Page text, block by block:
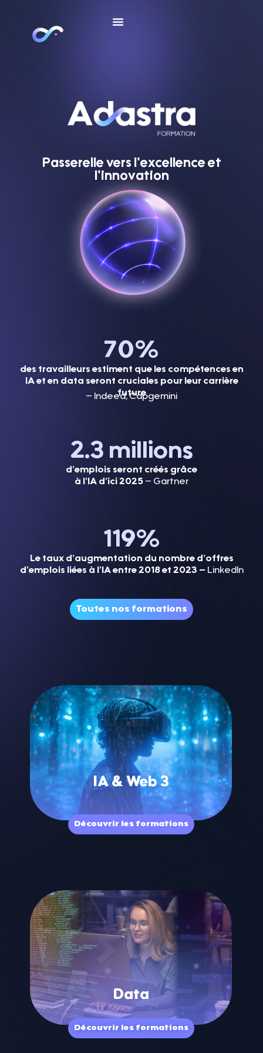
Passerelle vers l'excellence et
l'innovation
70%
des travailleurs estiment que les compétences en
IA et en data seront cruciales pour leur carrière
future
– Indeed, Capgemini
2.3 millions
d’emplois seront créés grâce
à l’IA d’ici 2025 – Gartner
119%
Le taux d’augmentation du nombre d’offres
d’emplois liées à l’IA entre 2018 et 2023 – LinkedIn
Toutes nos formations
IA & Web 3
Découvrir les formations
Data
Découvrir les formations